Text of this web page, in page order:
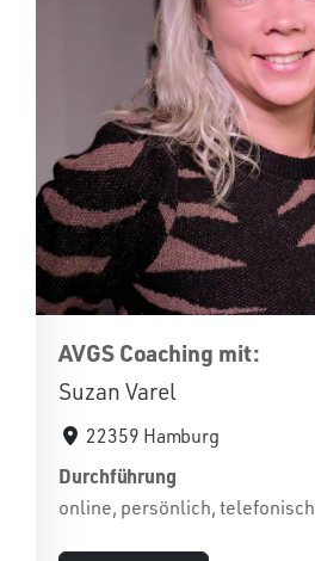
AVGS Coaching mit:
Suzan Varel
22359 Hamburg
Durchführung
online, persönlich, telefonisch